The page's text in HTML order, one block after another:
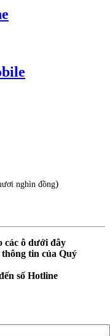
nghìn đồng)
các ô dưới đây
tin của Quý
số Hotline